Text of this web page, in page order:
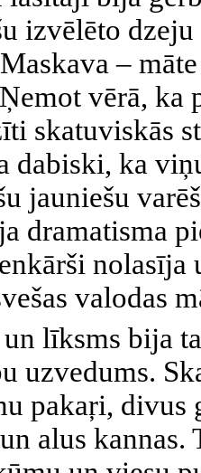
izvēlēto
–
vērā,
skatuviskās
dabiski, ka
jauniešu
dramatisma
nolasīja
valodas
līksms bija
uzvedums.
pakaŗi, divus
alus kannas.